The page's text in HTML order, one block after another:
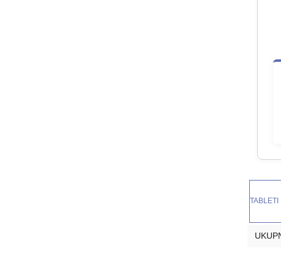
TABLETI